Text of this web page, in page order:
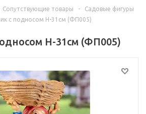
Сопутствующие товары -
Садовые фигуры
с подносом H-31см (ФП005)
H-31см (ФП005)